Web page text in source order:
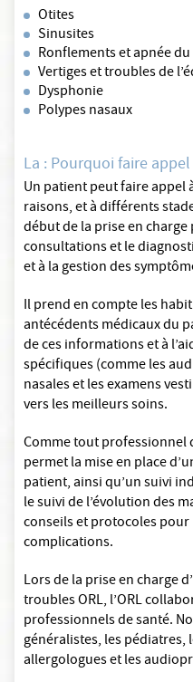
Otites
Sinusites
Ronflements et apnée
Vertiges et troubles de
Dysphonie
Polypes nasaux
La : Pourquoi faire appel
Un patient peut faire appel
raisons, et à différents
début de la prise en
consultations et le
et à la gestion des
Il prend en compte les
antécédents médicaux du
de ces informations et à
spécifiques (comme les
nasales et les examens
vers les meilleurs soins.
Comme tout professionnel
permet la mise en place
patient, ainsi qu’un suivi
le suivi de l’évolution des
conseils et protocoles
complications.
Lors de la prise en charge
troubles ORL, l’ORL
professionnels de santé.
généralistes, les pédiatres,
allergologues et les